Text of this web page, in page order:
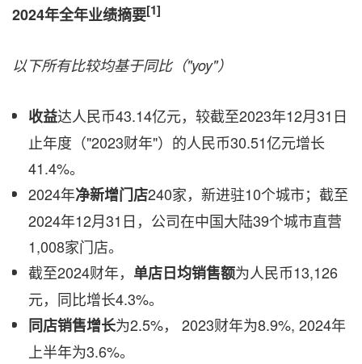
2024年全年业绩摘要[1]
以下所有比较均基于同比（"yoy"）
收益达人民币43.14亿元，较截至2023年12月31日
止年度（"2023财年"）的人民币30.51亿元增长
41.4%。
2024年净新增门店240家，新进驻10个城市；截至
2024年12月31日，公司在中国大陆39个城市直营
1,008家门店。
截至2024财年， 单店日均销售额为人民币13,126
元，同比增长4.3%。
同店销售增长为2.5%， 2023财年为8.9%, 2024年
上半年为3.6%。